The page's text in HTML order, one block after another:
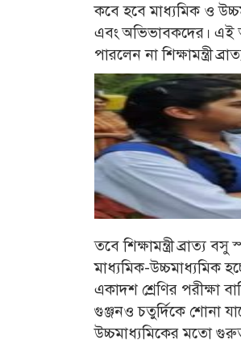
কবে হবে মাধ্যমিক ও
এবং অভিভাবকদের। এই
পারলেন না শিক্ষামন্ত্রী
তবে শিক্ষামন্ত্রী ব্রাত্য
মাধ্যমিক-উচ্চমাধ্যমিক
একাদশ শ্রেণির পরীক্ষা
গুঞ্জনও চতুর্দিকে শোনা
উচ্চমাধ্যমিকের মতো